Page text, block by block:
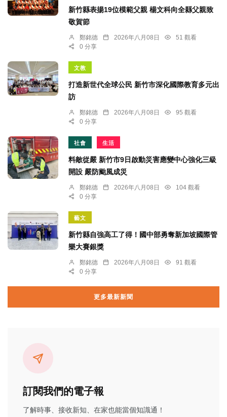
新竹縣表揚19位模範父親 楊文科向全縣父親致
敬賀節
鄭銘德 2026年八月08日
51 觀看
0 分享
文教
打造新世代全球公民 新竹市深化國際教育多元出
訪
鄭銘德 2026年八月08日
95 觀看
0 分享
社會 生活
料敵從嚴 新竹市9日啟動災害應變中心強化三級
開設 嚴防颱風成災
鄭銘德 2026年八月08日
104 觀看
0 分享
藝文
新竹縣自強高工了得！國中部勇奪新加坡國際管
樂大賽銀獎
鄭銘德 2026年八月08日
91 觀看
0 分享
更多最新新聞
訂閱我們的電子報
了解時事、接收新知、在家也能當個知識通！